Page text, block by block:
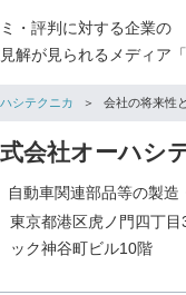
・評判に対する企業の
解が見られるメディア「
シテクニカ 会社の将来性
会社オーハシ
東京都港区虎ノ門四丁
ック神谷町ビル10階